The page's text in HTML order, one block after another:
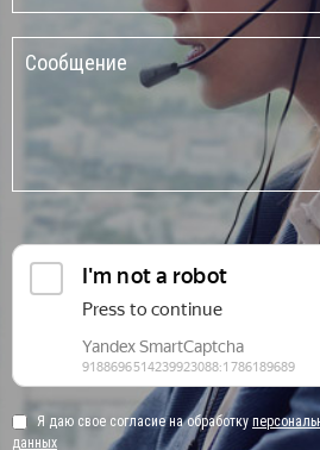
Я даю свое согласие на обработку
данных